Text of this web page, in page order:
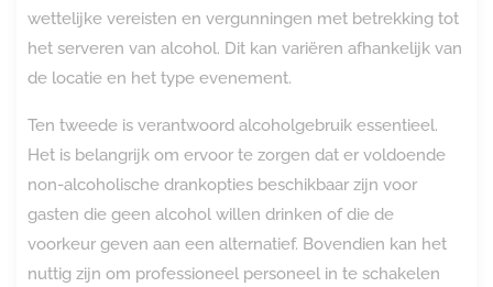
wettelijke vereisten en vergunningen met betrekking tot
het serveren van alcohol. Dit kan variëren afhankelijk van
de locatie en het type evenement.
Ten tweede is verantwoord alcoholgebruik essentieel.
Het is belangrijk om ervoor te zorgen dat er voldoende
non-alcoholische drankopties beschikbaar zijn voor
gasten die geen alcohol willen drinken of die de
voorkeur geven aan een alternatief. Bovendien kan het
nuttig zijn om professioneel personeel in te schakelen